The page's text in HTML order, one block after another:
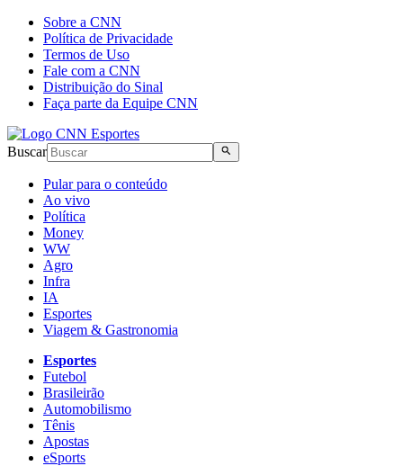
Sobre a CNN
Política de Privacidade
Termos de Uso
Fale com a CNN
Distribuição do Sinal
Faça parte da Equipe CNN
Buscar
Pular para o conteúdo
Ao vivo
Política
Money
WW
Agro
Infra
IA
Esportes
Viagem & Gastronomia
Esportes
Futebol
Brasileirão
Automobilismo
Tênis
Apostas
eSports